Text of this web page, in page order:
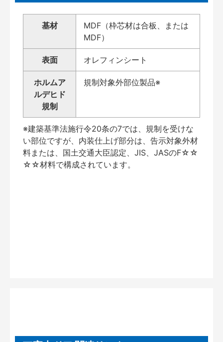
基材
MDF（枠芯材は合板、または
MDF）
表面 オレフィンシート
ホルムア
ルデヒド
規制
規制対象外部位製品※
※建築基準法施行令20条の7では、規制を受けな
い部位ですが、内装仕上げ部分は、告示対象外材
料または、国土交通大臣認定、JIS、JASのF☆☆
☆☆材料で構成されています。